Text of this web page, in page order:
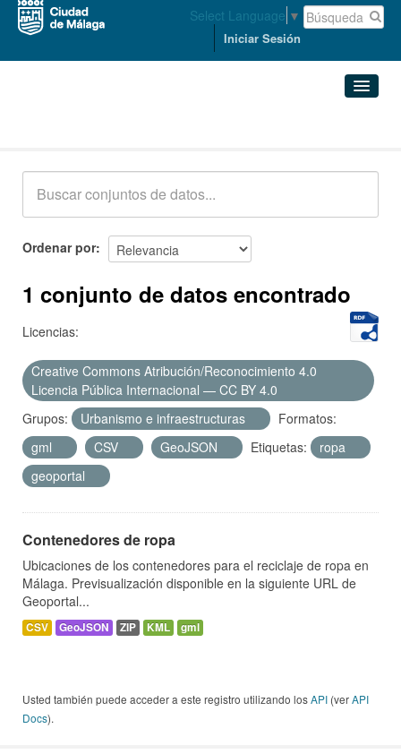
Select Language ▼
Iniciar Sesión
Acerca de
Ordenar por
1 conjunto de datos encontrado
Licencias:
Creative Commons Atribución/Reconocimiento 4.0
Licencia Pública Internacional — CC BY 4.0
Grupos:
Urbanismo e infraestructuras
Formatos:
gml
CSV GeoJSON Etiquetas:
ropa
geoportal
Contenedores de ropa
Ubicaciones de los contenedores para el reciclaje de ropa en
Málaga. Previsualización disponible en la siguiente URL de
Geoportal...
CSV GeoJSON ZIP KML gml
Usted también puede acceder a este registro utilizando losAPI (verAPI
Docs).